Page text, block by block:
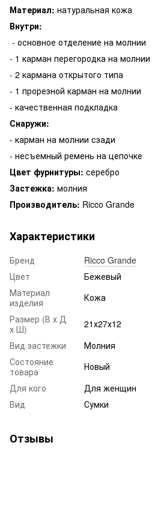
Материал: натуральная кожа
Внутри:
- основное отделение на молнии
- 1 карман перегородка на молнии
- 2 кармана открытого типа
- 1 прорезной карман на молнии
- качественная подкладка
Снаружи:
- карман на молнии сзади
- несъемный ремень на цепочке
Цвет фурнитуры: серебро
Застежка: молния
Производитель: Ricco Grande
Характеристики
Бренд
Ricco Grande
Цвет
Бежевый
Материал
изделия
Кожа
Размер (В х Д
х Ш)
21х27х12
Вид застежки
Молния
Состояние
товара
Новый
Для кого
Для женщин
Вид
Сумки
Отзывы